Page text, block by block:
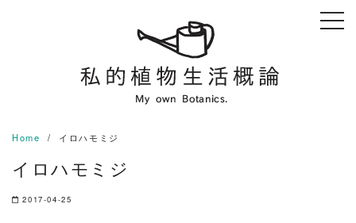
Home イロハモミジ
イロハモミジ
2017-04-25